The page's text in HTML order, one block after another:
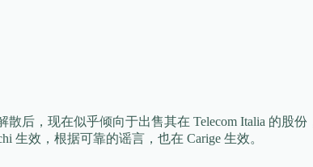
散后，现在似乎倾向于出售其在 Telecom Italia 的股
生效，根据可靠的谣言，也在 Carige 生效。